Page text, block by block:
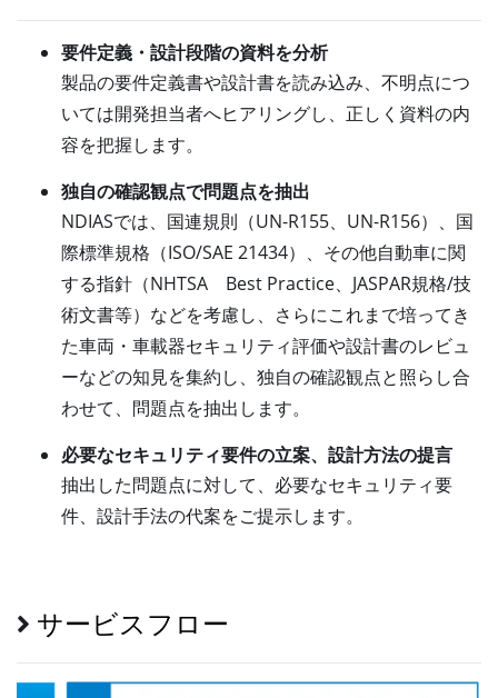
要件定義・設計段階の資料を分析
製品の要件定義書や設計書を読み込み、不明点につ
いては開発担当者へヒアリングし、正しく資料の内
容を把握します。
独自の確認観点で問題点を抽出
NDIASでは、国連規則（UN-R155、UN-R156）、国
際標準規格（ISO/SAE 21434）、その他自動車に関
する指針（NHTSA Best Practice、JASPAR規格/技
術文書等）などを考慮し、さらにこれまで培ってき
た車両・車載器セキュリティ評価や設計書のレビュ
ーなどの知見を集約し、独自の確認観点と照らし合
わせて、問題点を抽出します。
必要なセキュリティ要件の立案、設計方法の提言
抽出した問題点に対して、必要なセキュリティ要
件、設計手法の代案をご提示します。
サービスフロー